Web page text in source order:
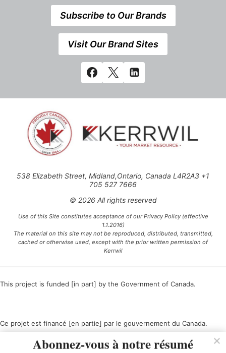
Subscribe to Our Brands
Visit Our Brand Sites
538 Elizabeth Street, Midland,Ontario, Canada L4R2A3 +1
705 527 7666
© 2026 All rights reserved
Use of this Site constitutes acceptance of our Privacy Policy (effective
1.1.2016)
The material on this site may not be reproduced, distributed, transmitted,
cached or otherwise used, except with the prior written permission of
Kerrwil
This project is funded [in part] by the Government of Canada.
Ce projet est financé [en partie] par le gouvernement du Canada.
Abonnez-vous à notre résumé